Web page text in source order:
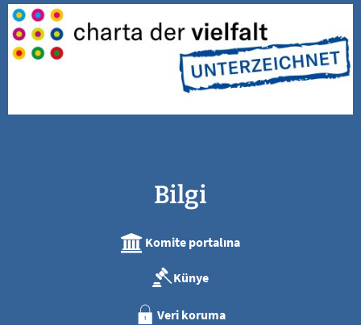
Bilgi
Komite portalına
Künye
Veri koruma